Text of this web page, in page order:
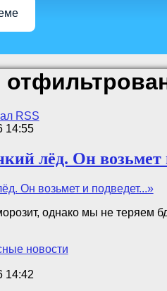
RSS
14:55
лёд. Он возьмет
однако мы не теряем
новости
14:42